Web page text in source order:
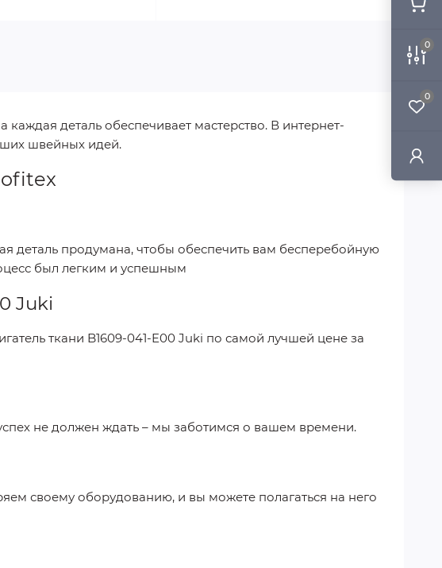
0
0
деталь обеспечивает мастерство. В интернет-
швейных идей.
деталь продумана, чтобы обеспечить вам бесперебойную
был легким и успешным
Juki
ткани B1609-041-E00 Juki по самой лучшей цене за
не должен ждать – мы заботимся о вашем времени.
своему оборудованию, и вы можете полагаться на него